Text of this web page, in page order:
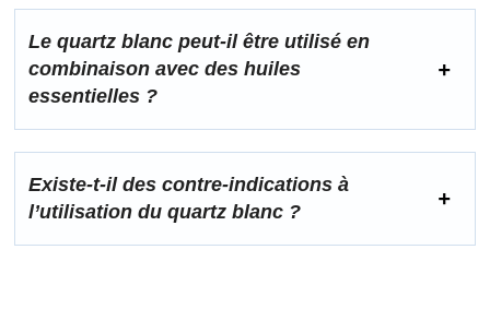
Le quartz blanc peut-il être utilisé en
combinaison avec des huiles
essentielles ?
Existe-t-il des contre-indications à
l’utilisation du quartz blanc ?